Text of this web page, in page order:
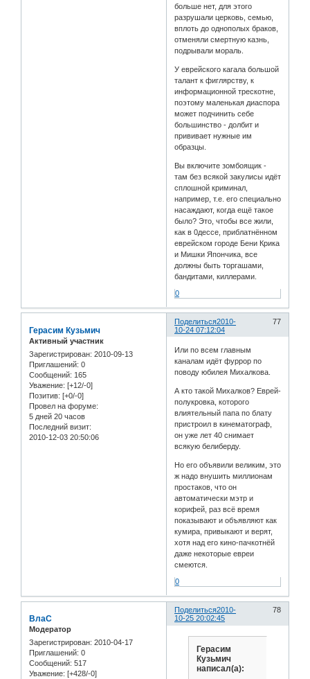
больше нет, для этого
разрушали церковь, семью,
вплоть до однополых браков,
отменяли смертную казнь,
подрывали мораль.
У еврейского кагала большой
талант к фиглярству, к
информационной трескотне,
поэтому маленькая диаспора
может подчинить себе
большинство - долбит и
прививает нужные им
образцы.
Вы включите зомбоящик -
там без всякой закулисы идёт
сплошной криминал,
например, т.е. его специально
насаждают, когда ещё такое
было? Это, чтобы все жили,
как в 0дессе, приблатнённом
еврейском городе Бени Крика
и Мишки Япончика, все
должны быть торгашами,
бандитами, киллерами.
0
Поделиться 77
2010-
10-24 07:12:04
Герасим Кузьмич
Активный участник
Зарегистрирован: 2010-09-13
Приглашений: 0
Сообщений: 165
Уважение: [+12/-0]
Позитив: [+0/-0]
Провел на форуме:
5 дней 20 часов
Последний визит:
2010-12-03 20:50:06
Или по всем главным
каналам идёт фуррор по
поводу юбилея Михалкова.
А кто такой Михалков? Еврей-
полукровка, которого
влиятельный папа по блату
пристроил в кинематограф,
он уже лет 40 снимает
всякую белиберду.
Но его объявили великим, это
ж надо внушить миллионам
простаков, что он
автоматически мэтр и
корифей, раз всё время
показывают и объявляют как
кумира, привыкают и верят,
хотя над его кино-пачкотнёй
даже некоторые евреи
смеются.
0
Поделиться 78
2010-
10-25 20:02:45
ВлаС
Модератор
Зарегистрирован: 2010-04-17
Приглашений: 0
Сообщений: 517
Уважение: [+428/-0]
Герасим
Кузьмич
написал(а):